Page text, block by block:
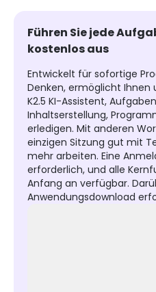
Führen Sie jede
kostenlos aus
Entwickelt für sofortige
Denken, ermöglicht Ihnen
K2.5 KI-Assistent,
Inhaltserstellung,
erledigen. Mit anderen
einzigen Sitzung gut mit
mehr arbeiten. Eine
erforderlich, und alle
Anfang an verfügbar.
Anwendungsdownload